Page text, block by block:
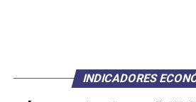
INDICADORES